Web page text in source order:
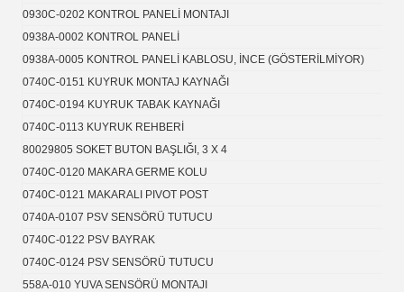
0930C-0202 KONTROL PANELİ MONTAJI
0938A-0002 KONTROL PANELİ
0938A-0005 KONTROL PANELİ KABLOSU, İNCE (GÖSTERİLMİYOR)
0740C-0151 KUYRUK MONTAJ KAYNAĞI
0740C-0194 KUYRUK TABAK KAYNAĞI
0740C-0113 KUYRUK REHBERİ
80029805 SOKET BUTON BAŞLIĞI, 3 X 4
0740C-0120 MAKARA GERME KOLU
0740C-0121 MAKARALI PIVOT POST
0740A-0107 PSV SENSÖRÜ TUTUCU
0740C-0122 PSV BAYRAK
0740C-0124 PSV SENSÖRÜ TUTUCU
558A-010 YUVA SENSÖRÜ MONTAJI